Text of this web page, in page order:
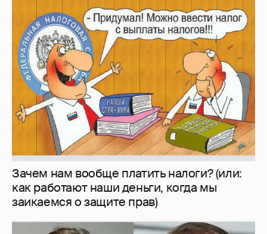
Зачем нам вообще платить налоги? (или:
как работают наши деньги, когда мы
заикаемся о защите прав)